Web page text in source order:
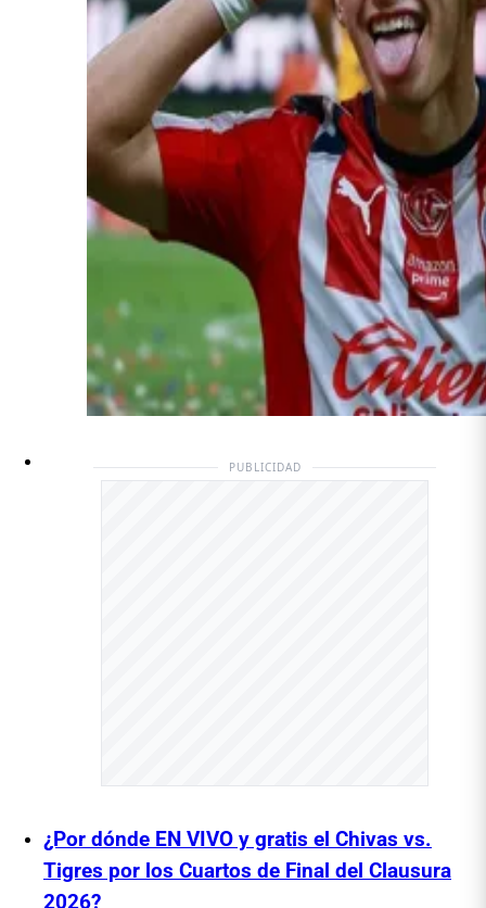
PUBLICIDAD
¿Por dónde EN VIVO y gratis el Chivas vs.
Tigres por los Cuartos de Final del Clausura
2026?